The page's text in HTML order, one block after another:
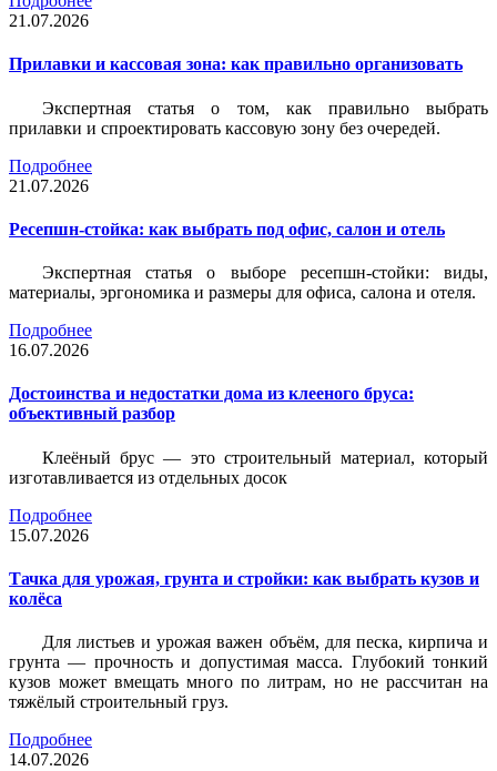
21.07.2026
Прилавки и кассовая зона: как правильно организовать
Экспертная статья о том, как правильно выбрать
прилавки и спроектировать кассовую зону без очередей.
Подробнее
21.07.2026
Ресепшн-стойка: как выбрать под офис, салон и отель
Экспертная статья о выборе ресепшн-стойки: виды,
материалы, эргономика и размеры для офиса, салона и отеля.
Подробнее
16.07.2026
Достоинства и недостатки дома из клееного бруса:
объективный разбор
Клеёный брус — это строительный материал, который
изготавливается из отдельных досок
Подробнее
15.07.2026
Тачка для урожая, грунта и стройки: как выбрать кузов и
колёса
Для листьев и урожая важен объём, для песка, кирпича и
грунта — прочность и допустимая масса. Глубокий тонкий
кузов может вмещать много по литрам, но не рассчитан на
тяжёлый строительный груз.
Подробнее
14.07.2026